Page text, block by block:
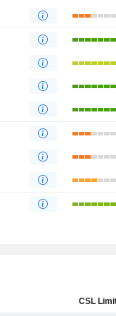
CSL